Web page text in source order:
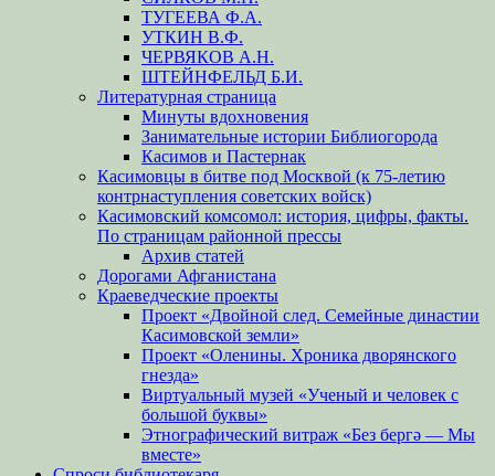
ТУГЕЕВА Ф.А.
УТКИН В.Ф.
ЧЕРВЯКОВ А.Н.
ШТЕЙНФЕЛЬД Б.И.
Литературная страница
Минуты вдохновения
Занимательные истории Библиогорода
Касимов и Пастернак
Касимовцы в битве под Москвой (к 75-летию
контрнаступления советских войск)
Касимовский комсомол: история, цифры, факты.
По страницам районной прессы
Архив статей
Дорогами Афганистана
Краеведческие проекты
Проект «Двойной след. Семейные династии
Касимовской земли»
Проект «Оленины. Хроника дворянского
гнезда»
Виртуальный музей «Ученый и человек с
большой буквы»
Этнографический витраж «Без бергə — Мы
вместе»